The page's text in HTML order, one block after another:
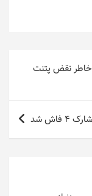
به خاطر نقض پتنت
شد